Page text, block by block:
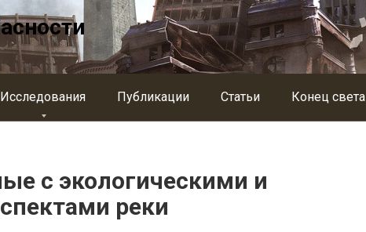
Исследования Публикации Статьи Конец света
с экологическими и
реки